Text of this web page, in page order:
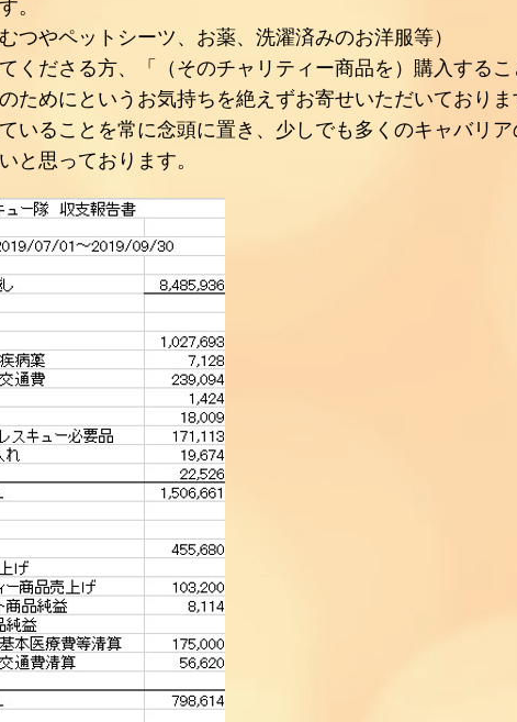
。
つやペットシーツ、お薬、洗濯済みのお洋服等）
くださる方、「（そのチャリティー商品を）購入する
ためにというお気持ちを絶えずお寄せいただいておりま
いることを常に念頭に置き、少しでも多くのキャバリ
と思っております。